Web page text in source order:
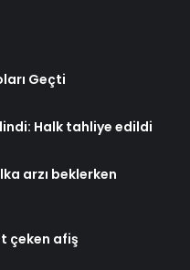
Geçti
Halk tahliye edildi
arzı beklerken
çeken afiş